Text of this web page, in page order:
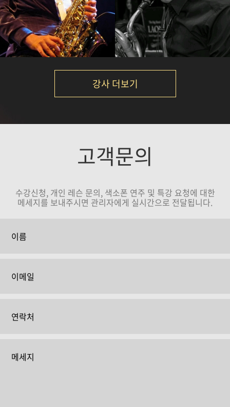
김재준
강의보기
이대희
강의보기
강사 더보기
고객문의
수강신청, 개인 레슨 문의, 색소폰 연주 및 특강 요청에 대한
메세지를 보내주시면 관리자에게 실시간으로 전달됩니다.